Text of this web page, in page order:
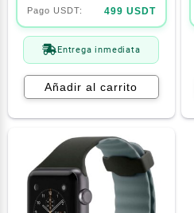
499 USDT
Entrega inmediata
Añadir al carrito